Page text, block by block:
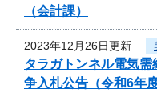
（会計課）
2023年12月26日更新
タラガトンネル電気
争入札公告（令和6年度